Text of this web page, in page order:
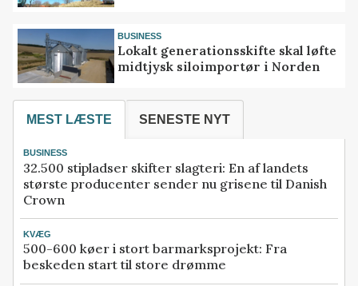
BUSINESS
Lokalt generationsskifte skal løfte
midtjysk siloimportør i Norden
MEST LÆSTE SENESTE NYT
BUSINESS
32.500 stipladser skifter slagteri: En af landets
største producenter sender nu grisene til Danish
Crown
KVÆG
500-600 køer i stort barmarksprojekt: Fra
beskeden start til store drømme